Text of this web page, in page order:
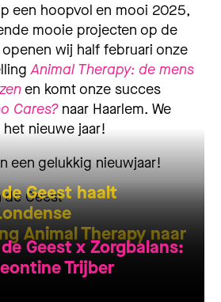
een hoopvol en mooi 2025,
mooie projecten op de
wij half februari onze
Animal Therapy: de mens
en komt onze succes
Cares?naar Haarlem. We
nieuwe jaar!
een gelukkig nieuwjaar!
de Geest
Geest haalt
Animal Therapy naar
Geest x Zorgbalans:
Trijber